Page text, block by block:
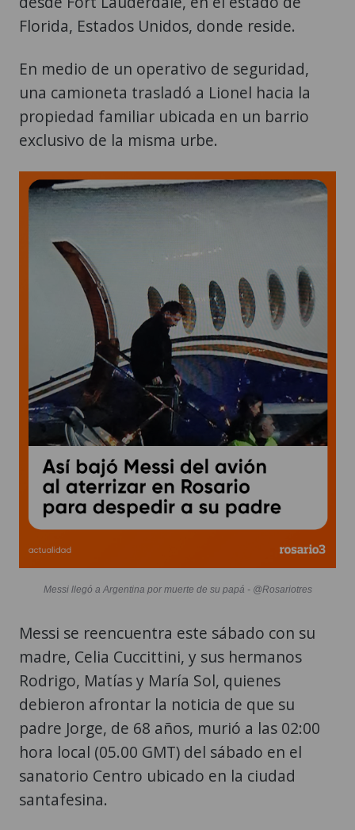
Florida, Estados Unidos, donde reside.
En medio de un operativo de seguridad,
una camioneta trasladó a Lionel hacia la
propiedad familiar ubicada en un barrio
exclusivo de la misma urbe.
Messi llegó a Argentina por muerte de su papá - @Rosariotres
Messi se reencuentra este sábado con su
madre, Celia Cuccittini, y sus hermanos
Rodrigo, Matías y María Sol, quienes
debieron afrontar la noticia de que su
padre Jorge, de 68 años, murió a las 02:00
hora local (05.00 GMT) del sábado en el
sanatorio Centro ubicado en la ciudad
santafesina.